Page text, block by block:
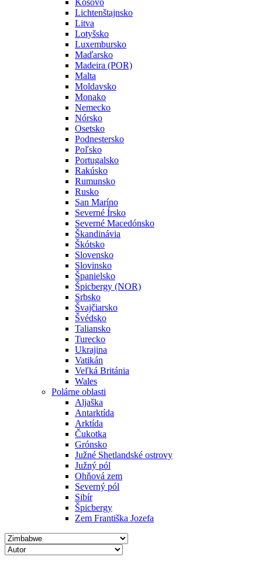
Kosovo
Lichtenštajnsko
Litva
Lotyšsko
Luxembursko
Maďarsko
Madeira (POR)
Malta
Moldavsko
Monako
Nemecko
Nórsko
Osetsko
Podnestersko
Poľsko
Portugalsko
Rakúsko
Rumunsko
Rusko
San Maríno
Severné Írsko
Severné Macedónsko
Škandinávia
Škótsko
Slovensko
Slovinsko
Španielsko
Špicbergy (NOR)
Srbsko
Švajčiarsko
Švédsko
Taliansko
Turecko
Ukrajina
Vatikán
Veľká Británia
Wales
Polárne oblasti
Aljaška
Antarktída
Arktída
Čukotka
Grónsko
Južné Shetlandské ostrovy
Južný pól
Ohňová zem
Severný pól
Sibír
Špicbergy
Zem Františka Jozefa